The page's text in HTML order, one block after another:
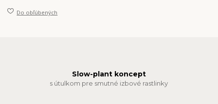
Do obľúbených
Slow-plant koncept
s útulkom pre smutné izbové rastlinky